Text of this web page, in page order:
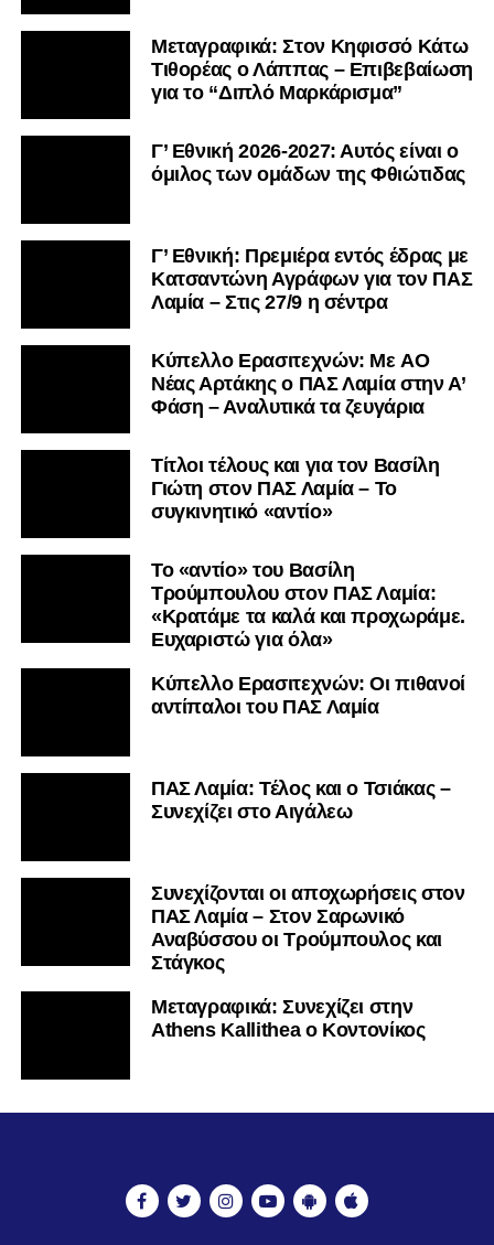
Μεταγραφικά: Στον Κηφισσό Κάτω
Τιθορέας ο Λάππας – Επιβεβαίωση
για το “Διπλό Μαρκάρισμα”
Γ’ Εθνική 2026-2027: Αυτός είναι ο
όμιλος των ομάδων της Φθιώτιδας
Γ’ Εθνική: Πρεμιέρα εντός έδρας με
Κατσαντώνη Αγράφων για τον ΠΑΣ
Λαμία – Στις 27/9 η σέντρα
Kύπελλο Ερασιτεχνών: Με AO
Nέας Αρτάκης ο ΠΑΣ Λαμία στην Α’
Φάση – Αναλυτικά τα ζευγάρια
Τίτλοι τέλους και για τον Βασίλη
Γιώτη στον ΠΑΣ Λαμία – Το
συγκινητικό «αντίο»
Το «αντίο» του Βασίλη
Τρούμπουλου στον ΠΑΣ Λαμία:
«Κρατάμε τα καλά και προχωράμε.
Ευχαριστώ για όλα»
Κύπελλο Ερασιτεχνών: Οι πιθανοί
αντίπαλοι του ΠΑΣ Λαμία
ΠΑΣ Λαμία: Τέλος και ο Τσιάκας –
Συνεχίζει στο Αιγάλεω
Συνεχίζονται οι αποχωρήσεις στον
ΠΑΣ Λαμία – Στον Σαρωνικό
Αναβύσσου οι Τρούμπουλος και
Στάγκος
Mεταγραφικά: Συνεχίζει στην
Athens Kallithea ο Κοντονίκος